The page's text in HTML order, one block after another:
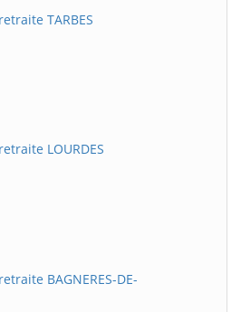
TARBES
LOURDES
BAGNERES-DE-